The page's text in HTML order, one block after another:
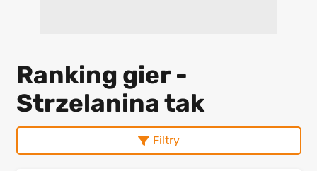
Ranking gier -
Strzelanina tak
Filtry